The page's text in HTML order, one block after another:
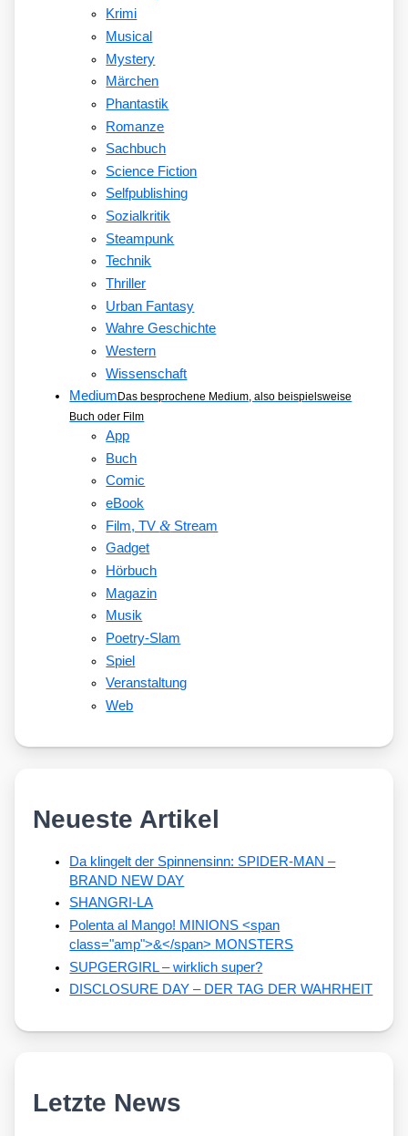
Krimi
Musical
Mystery
Märchen
Phantastik
Romanze
Sachbuch
Science Fiction
Selfpublishing
Sozialkritik
Steampunk
Technik
Thriller
Urban Fantasy
Wahre Geschichte
Western
Wissenschaft
Medium Das besprochene Medium, also beispielsweise
Buch oder Film
App
Buch
Comic
eBook
Film, TV&Stream
Gadget
Hörbuch
Magazin
Musik
Poetry-Slam
Spiel
Veranstaltung
Web
Neueste Artikel
Da klingelt der Spinnensinn: SPIDER-MAN –
BRAND NEW DAY
SHANGRI-LA
Polenta al Mango! MINIONS <span
class="amp">&</span> MONSTERS
SUPGERGIRL – wirklich super?
DISCLOSURE DAY – DER TAG DER WAHRHEIT
Letzte News